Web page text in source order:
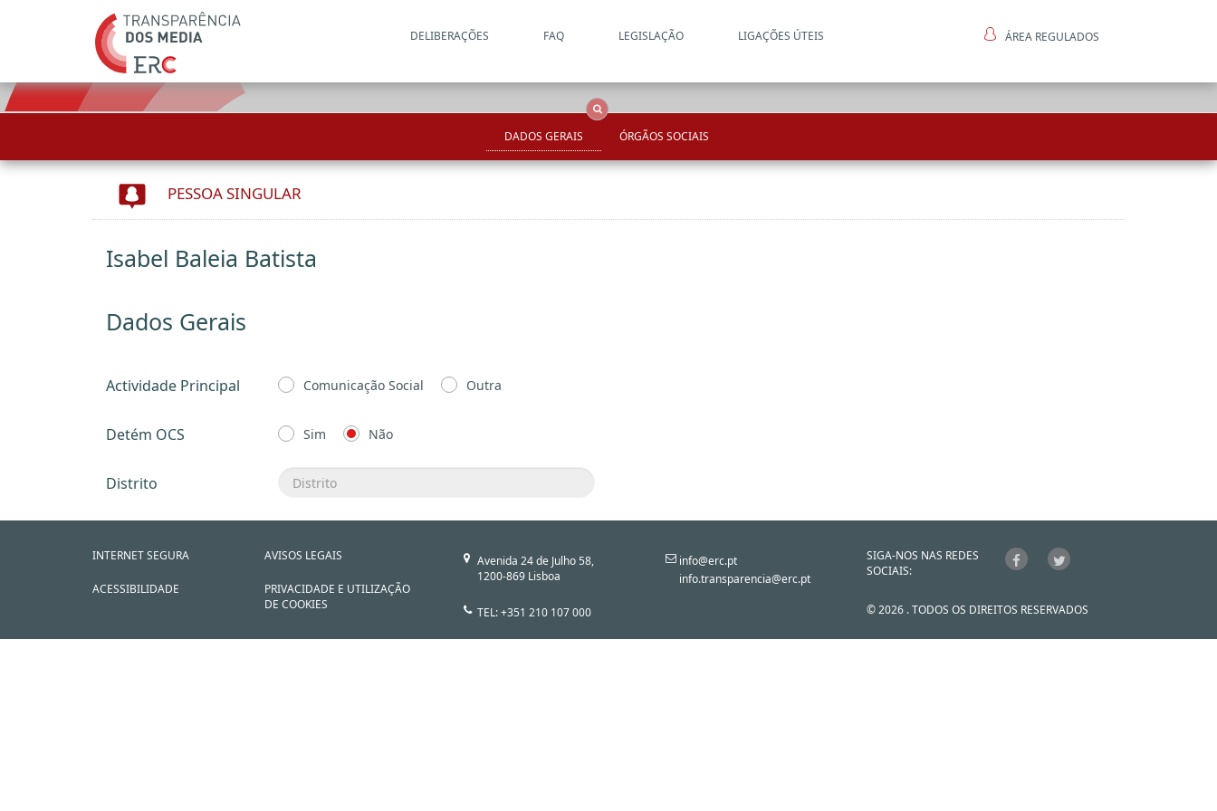
DELIBERAÇÕES FAQ LEGISLAÇÃO LIGAÇÕES ÚTEIS ÁREA REGULADOS
DADOS GERAIS ÓRGÃOS SOCIAIS
PESSOA SINGULAR
Isabel Baleia Batista
Dados Gerais
Actividade Principal Comunicação Social Outra
Detém OCS Sim Não
Distrito
INTERNET SEGURA
ACESSIBILIDADE
AVISOS LEGAIS
PRIVACIDADE E UTILIZAÇÃO
DE COOKIES
Avenida 24 de Julho 58,
1200-869 Lisboa
TEL: +351 210 107 000
info@erc.pt
info.transparencia@erc.pt
SIGA-NOS NAS REDES
SOCIAIS:
© 2026 . TODOS OS DIREITOS RESERVADOS